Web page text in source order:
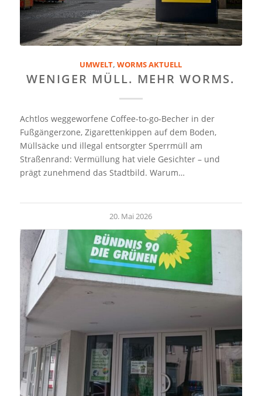
UMWELT,WORMS AKTUELL
WENIGER MÜLL. MEHR WORMS.
Achtlos weggeworfene Coffee-to-go-Becher in der
Fußgängerzone, Zigarettenkippen auf dem Boden,
Müllsäcke und illegal entsorgter Sperrmüll am
Straßenrand: Vermüllung hat viele Gesichter – und
prägt zunehmend das Stadtbild. Warum…
20. Mai 2026